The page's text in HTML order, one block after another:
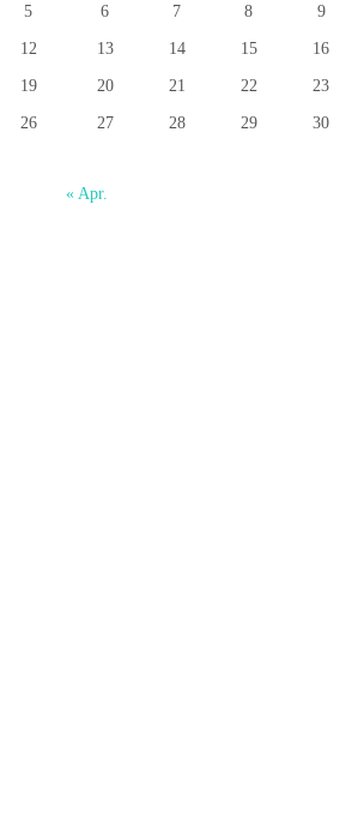
5 6 7 8 9
12 13 14 15 16
19 20 21 22 23
26 27 28 29 30
« Apr.